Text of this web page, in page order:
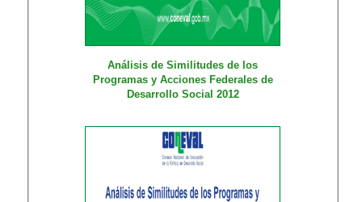
Análisis de Similitudes de los
Programas y Acciones Federales de
Desarrollo Social 2012